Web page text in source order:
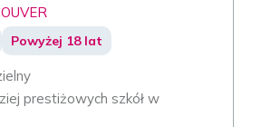
Powyżej 18 lat
prestiżowych szkół w